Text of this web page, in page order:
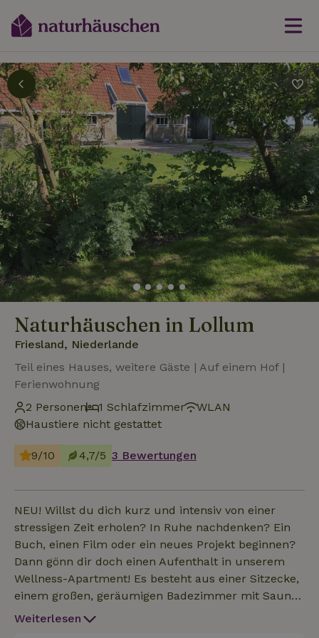
Naturhäuschen in Lollum
Friesland, Niederlande
Teil eines Hauses, weitere Gäste | Auf einem Hof |
Ferienwohnung
2 Personen
1 Schlafzimmer
WLAN
Haustiere nicht gestattet
9/10 4,7/5 3 Bewertungen
NEU! Willst du dich kurz und intensiv von einer
stressigen Zeit erholen? In Ruhe nachdenken? Ein
Buch, einen Film oder ein neues Projekt beginnen?
Dann gönn dir doch einen Aufenthalt in unserem
Wellness-Apartment! Es besteht aus einer Sitzecke,
einem großen, geräumigen Badezimmer mit Sauna,
Badewanne und Massagesessel sowie einem über
Weiterlesen